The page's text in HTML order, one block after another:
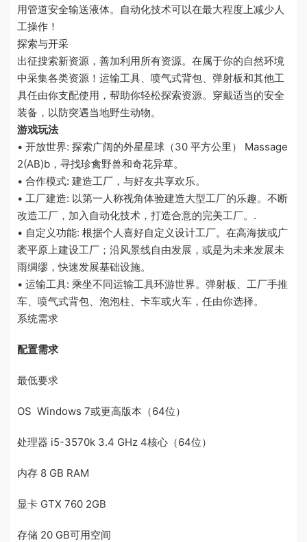
用管道安全输送液体。自动化技术可以在最大程度上减少人
工操作！
探索与开采
出征搜索新资源，善加利用所有资源。在属于你的自然环境
中采集各类资源！运输工具、喷气式背包、弹射板和其他工
具任由你支配使用，帮助你轻松探索资源。穿戴适当的安全
装备，以防突遇当地野生动物。
游戏玩法
• 开放世界: 探索广阔的外星星球（30 平方公里） Massage
2(AB)b，寻找珍禽野兽和奇花异草。
• 合作模式: 建造工厂，与好友共享欢乐。
• 工厂建造: 以第一人称视角体验建造大型工厂的乐趣。不断
改造工厂，加入自动化技术，打造合意的完美工厂。.
• 自定义功能: 根据个人喜好自定义设计工厂。在高海拔或广
袤平原上建设工厂；沿风景线自由发展，或是为未来发展未
雨绸缪，快速发展基础设施。
• 运输工具: 乘坐不同运输工具环游世界。弹射板、工厂手推
车、喷气式背包、泡泡柱、卡车或火车，任由你选择。
系统需求
配置需求
最低要求
OS Windows 7或更高版本（64位）
处理器 i5-3570k 3.4 GHz 4核心（64位）
内存 8 GB RAM
显卡 GTX 760 2GB
存储 20 GB可用空间